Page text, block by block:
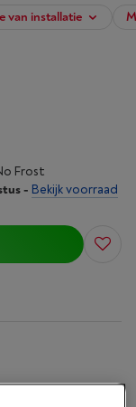
van installatie
Frost
- Bekijk voorraad